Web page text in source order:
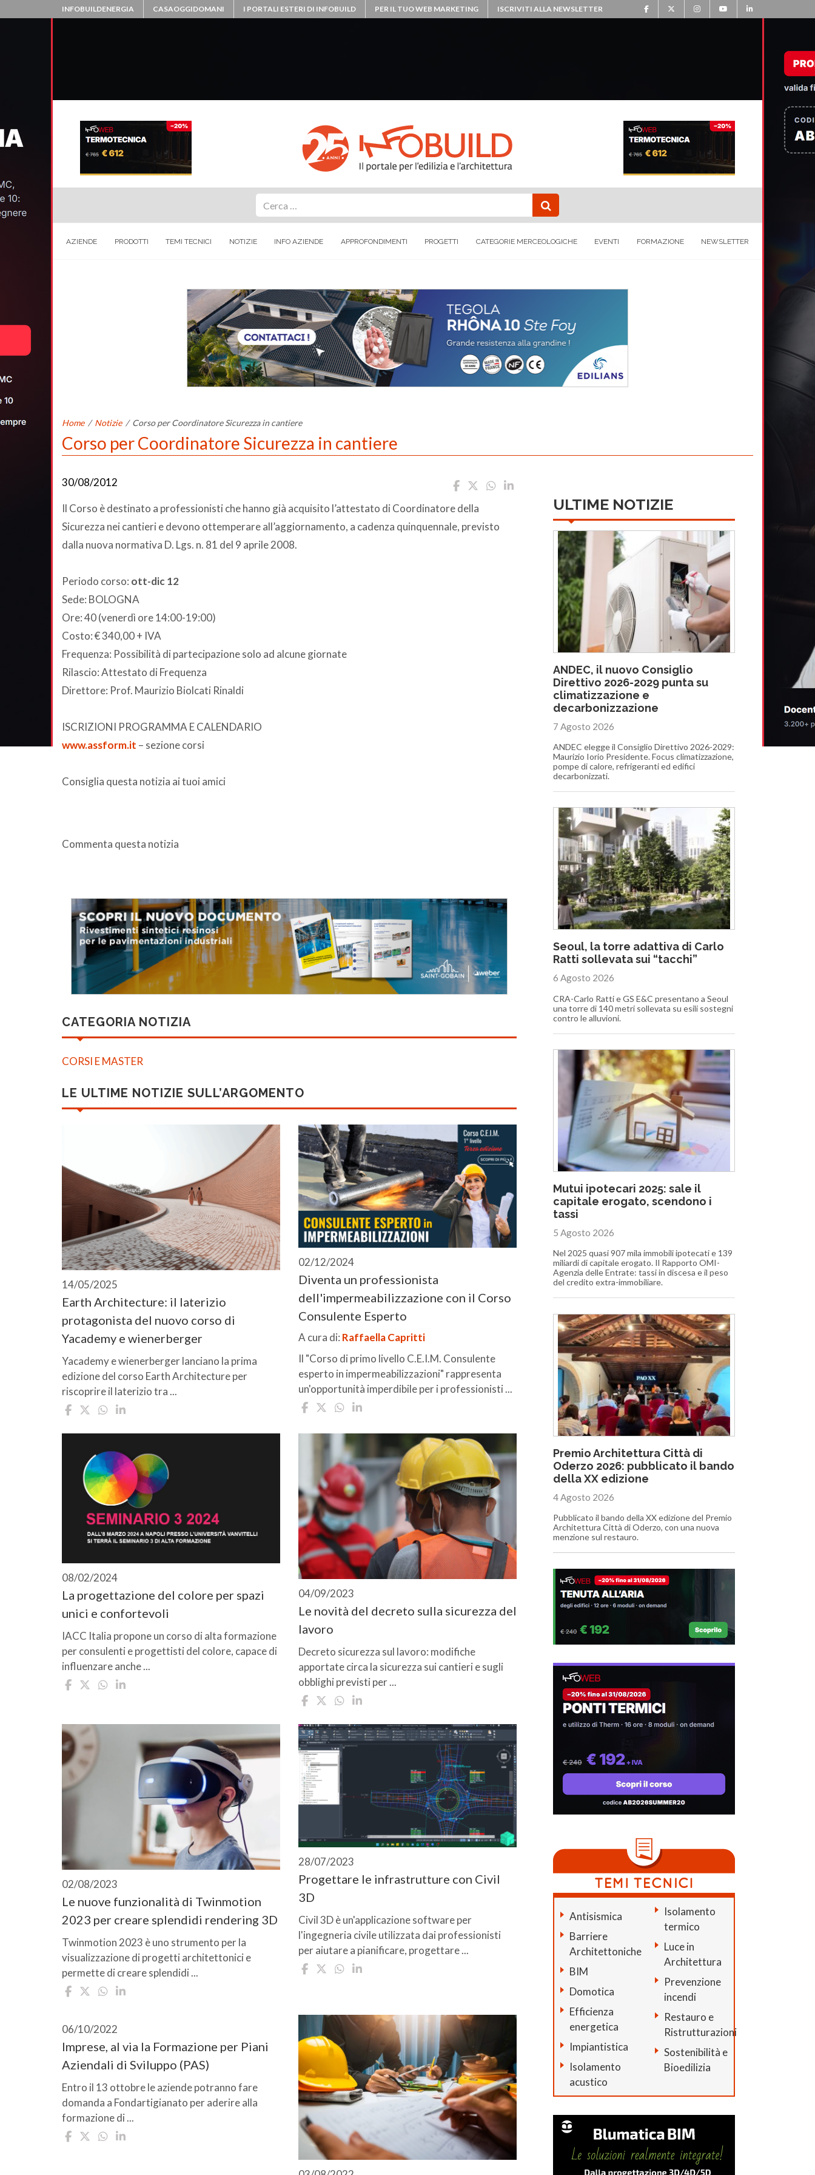
INFOBUILDENERGIA CASAOGGIDOMANI I PORTALI ESTERI DI INFOBUILD PER IL TUO WEB MARKETING ISCRIVITI ALLA NEWSLETTER
AZIENDE PRODOTTI TEMI TECNICI NOTIZIE INFO AZIENDE APPROFONDIMENTI PROGETTI CATEGORIE MERCEOLOGICHE EVENTI FORMAZIONE NEWSLETTER
Home / Notizie / Corso per Coordinatore Sicurezza in cantiere
Corso per Coordinatore Sicurezza in cantiere
30/08/2012
Il Corso è destinato a professionisti che hanno già acquisito l’attestato di Coordinatore della
Sicurezza nei cantieri e devono ottemperare all’aggiornamento, a cadenza quinquennale, previsto
dalla nuova normativa D. Lgs. n. 81 del 9 aprile 2008.
Periodo corso: ott-dic 12
Sede: BOLOGNA
Ore: 40 (venerdì ore 14:00-19:00)
Costo: € 340,00 + IVA
Frequenza: Possibilità di partecipazione solo ad alcune giornate
Rilascio: Attestato di Frequenza
Direttore: Prof. Maurizio Biolcati Rinaldi
ISCRIZIONI PROGRAMMA E CALENDARIO
www.assform.it – sezione corsi
Consiglia questa notizia ai tuoi amici
Commenta questa notizia
CATEGORIA NOTIZIA
CORSI E MASTER
LE ULTIME NOTIZIE SULL’ARGOMENTO
14/05/2025
Earth Architecture: il laterizio
protagonista del nuovo corso di
Yacademy e wienerberger
Yacademy e wienerberger lanciano la prima
edizione del corso Earth Architecture per
riscoprire il laterizio tra ...
02/12/2024
Diventa un professionista
dell'impermeabilizzazione con il Corso
Consulente Esperto
A cura di: Raffaella Capritti
Il "Corso di primo livello C.E.I.M. Consulente
esperto in impermeabilizzazioni" rappresenta
un'opportunità imperdibile per i professionisti ...
08/02/2024
La progettazione del colore per spazi
unici e confortevoli
IACC Italia propone un corso di alta formazione
per consulenti e progettisti del colore, capace di
influenzare anche ...
04/09/2023
Le novità del decreto sulla sicurezza del
lavoro
Decreto sicurezza sul lavoro: modifiche
apportate circa la sicurezza sui cantieri e sugli
obblighi previsti per ...
02/08/2023
Le nuove funzionalità di Twinmotion
2023 per creare splendidi rendering 3D
Twinmotion 2023 è uno strumento per la
visualizzazione di progetti architettonici e
permette di creare splendidi ...
28/07/2023
Progettare le infrastrutture con Civil
3D
Civil 3D è un'applicazione software per
l'ingegneria civile utilizzata dai professionisti
per aiutare a pianificare, progettare ...
06/10/2022
Imprese, al via la Formazione per Piani
Aziendali di Sviluppo (PAS)
Entro il 13 ottobre le aziende potranno fare
domanda a Fondartigianato per aderire alla
formazione di ...
ULTIME NOTIZIE
ANDEC, il nuovo Consiglio
Direttivo 2026-2029 punta su
climatizzazione e
decarbonizzazione
7 Agosto 2026
ANDEC elegge il Consiglio Direttivo 2026-2029:
Maurizio Iorio Presidente. Focus climatizzazione,
pompe di calore, refrigeranti ed edifici
decarbonizzati.
Seoul, la torre adattiva di Carlo
Ratti sollevata sui “tacchi”
6 Agosto 2026
CRA-Carlo Ratti e GS E&C presentano a Seoul
una torre di 140 metri sollevata su esili sostegni
contro le alluvioni.
Mutui ipotecari 2025: sale il
capitale erogato, scendono i
tassi
5 Agosto 2026
Nel 2025 quasi 907 mila immobili ipotecati e 139
miliardi di capitale erogato. Il Rapporto OMI-
Agenzia delle Entrate: tassi in discesa e il peso
del credito extra-immobiliare.
Premio Architettura Città di
Oderzo 2026: pubblicato il bando
della XX edizione
4 Agosto 2026
Pubblicato il bando della XX edizione del Premio
Architettura Città di Oderzo, con una nuova
menzione sul restauro.
Antisismica
Barriere
Architettoniche
BIM
Domotica
Efficienza
energetica
Impiantistica
Isolamento
acustico
Isolamento
termico
Luce in
Architettura
Prevenzione
incendi
Restauro e
Ristrutturazioni
Sostenibilità e
Bioedilizia